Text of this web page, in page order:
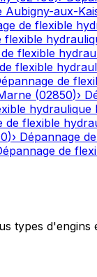
Aubigny-aux-
de flexible
flexible
flexible
flexible
de
(02850)›
hydraulique
de flexible
)› Dépannage
de
types